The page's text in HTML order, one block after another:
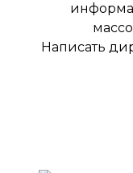
Написать